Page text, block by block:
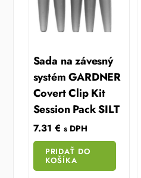
Sada na závesný
systém GARDNER
Covert Clip Kit
Session Pack SILT
7.31 € s DPH
PRIDAŤ DO
KOŠÍKA